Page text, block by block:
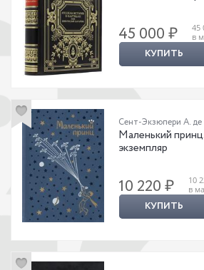
45 000 ₽
45
в
КУПИТЬ
Сент-Экзюпери А. де
Маленький
экземпляр
10 220 ₽
10
в
КУПИТЬ